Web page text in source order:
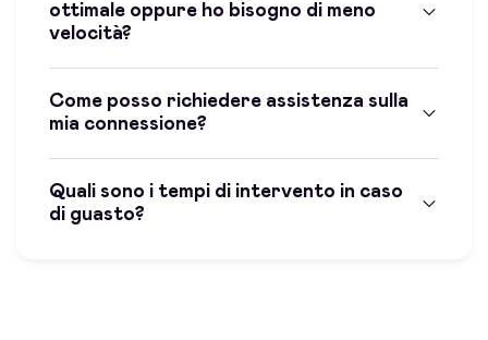
ottimale oppure ho bisogno di meno
velocità?
Come posso richiedere assistenza sulla
mia connessione?
Quali sono i tempi di intervento in caso
di guasto?